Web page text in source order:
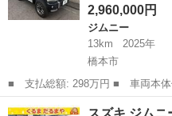
2,960,000円
ジムニー
13km
2025年
橋本市
■ 支払総額: 298万円 ■ 車両本体価格： 2,960,000 円 ■ メーカー
名： スズキ ■ 車種名： ジム
和歌山 橋本市 ジムニー
スズキ ジム